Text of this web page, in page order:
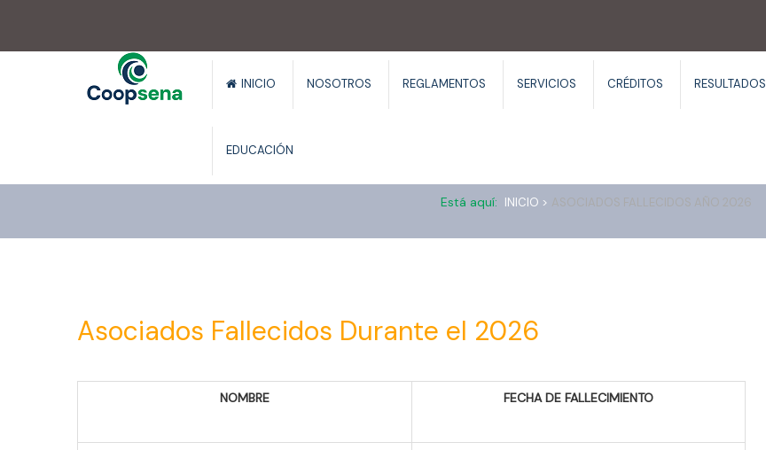
INICIO NOSOTROS REGLAMENTOS SERVICIOS CRÉDITOS RESULTADOS
EDUCACIÓN
Está aquí: INICIO > ASOCIADOS FALLECIDOS AÑO 2026
Asociados Fallecidos Durante el 2026
NOMBRE FECHA DE FALLECIMIENTO